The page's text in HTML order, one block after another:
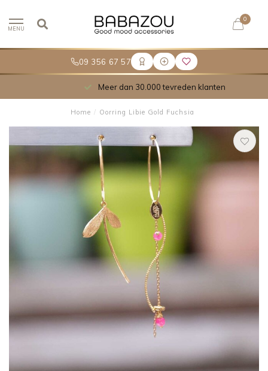
09 356 67 57
MENU
0
Meer dan 30.000 tevreden klanten
Home / Oorring Libie Gold Fuchsia